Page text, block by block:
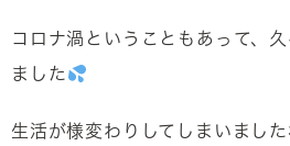
コロナ渦ということもあって、
ました
生活が様変わりしてしまいまし